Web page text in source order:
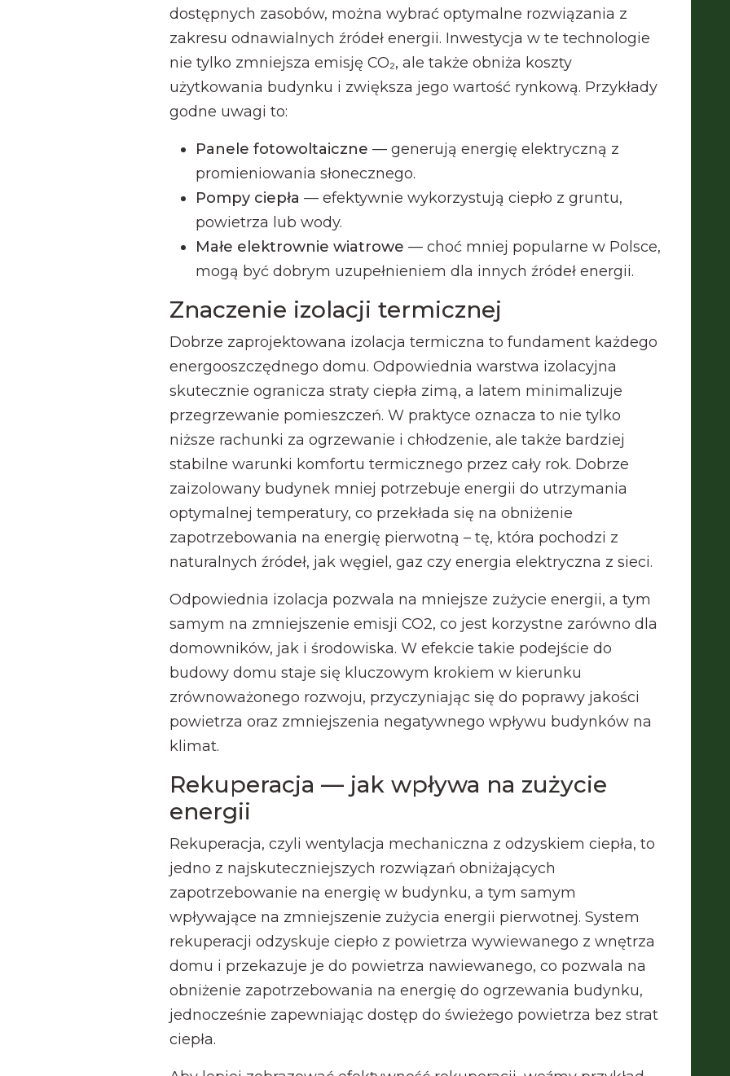
dostępnych zasobów, można wybrać optymalne rozwiązania z
zakresu odnawialnych źródeł energii. Inwestycja w te technologie
nie tylko zmniejsza emisję CO₂, ale także obniża koszty
użytkowania budynku i zwiększa jego wartość rynkową. Przykłady
godne uwagi to:
Panele fotowoltaiczne — generują energię elektryczną z
promieniowania słonecznego.
Pompy ciepła — efektywnie wykorzystują ciepło z gruntu,
powietrza lub wody.
Małe elektrownie wiatrowe — choć mniej popularne w Polsce,
mogą być dobrym uzupełnieniem dla innych źródeł energii.
Znaczenie izolacji termicznej
Dobrze zaprojektowana izolacja termiczna to fundament każdego
energooszczędnego domu. Odpowiednia warstwa izolacyjna
skutecznie ogranicza straty ciepła zimą, a latem minimalizuje
przegrzewanie pomieszczeń. W praktyce oznacza to nie tylko
niższe rachunki za ogrzewanie i chłodzenie, ale także bardziej
stabilne warunki komfortu termicznego przez cały rok. Dobrze
zaizolowany budynek mniej potrzebuje energii do utrzymania
optymalnej temperatury, co przekłada się na obniżenie
zapotrzebowania na energię pierwotną – tę, która pochodzi z
naturalnych źródeł, jak węgiel, gaz czy energia elektryczna z sieci.
Odpowiednia izolacja pozwala na mniejsze zużycie energii, a tym
samym na zmniejszenie emisji CO2, co jest korzystne zarówno dla
domowników, jak i środowiska. W efekcie takie podejście do
budowy domu staje się kluczowym krokiem w kierunku
zrównoważonego rozwoju, przyczyniając się do poprawy jakości
powietrza oraz zmniejszenia negatywnego wpływu budynków na
klimat.
Rekuperacja — jak wpływa na zużycie
energii
Rekuperacja, czyli wentylacja mechaniczna z odzyskiem ciepła, to
jedno z najskuteczniejszych rozwiązań obniżających
zapotrzebowanie na energię w budynku, a tym samym
wpływające na zmniejszenie zużycia energii pierwotnej. System
rekuperacji odzyskuje ciepło z powietrza wywiewanego z wnętrza
domu i przekazuje je do powietrza nawiewanego, co pozwala na
obniżenie zapotrzebowania na energię do ogrzewania budynku,
jednocześnie zapewniając dostęp do świeżego powietrza bez strat
ciepła.